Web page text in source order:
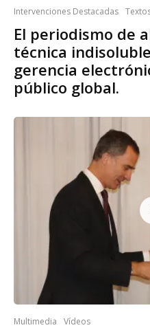
Intervenciones Destacadas
El periodismo de
técnica
gerencia
público global.
Multimedia Vídeos